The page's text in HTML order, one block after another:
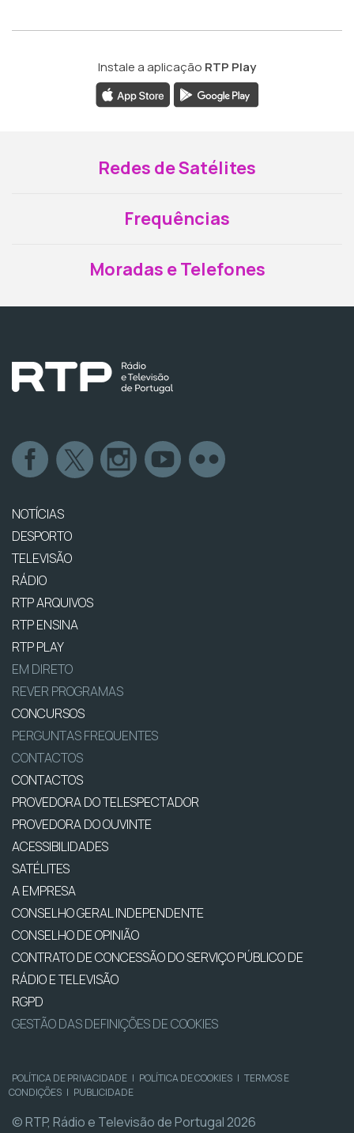
Instale a aplicação RTP Play
Redes de Satélites
Frequências
Moradas e Telefones
NOTÍCIAS
DESPORTO
TELEVISÃO
RÁDIO
RTP ARQUIVOS
RTP ENSINA
RTP PLAY
EM DIRETO
REVER PROGRAMAS
CONCURSOS
PERGUNTAS FREQUENTES
CONTACTOS
CONTACTOS
PROVEDORA DO TELESPECTADOR
PROVEDORA DO OUVINTE
ACESSIBILIDADES
SATÉLITES
A EMPRESA
CONSELHO GERAL INDEPENDENTE
CONSELHO DE OPINIÃO
CONTRATO DE CONCESSÃO DO SERVIÇO PÚBLICO DE
RÁDIO E TELEVISÃO
RGPD
GESTÃO DAS DEFINIÇÕES DE COOKIES
POLÍTICA DE PRIVACIDADE | POLÍTICA DE COOKIES | TERMOS E
CONDIÇÕES | PUBLICIDADE
© RTP, Rádio e Televisão de Portugal 2026